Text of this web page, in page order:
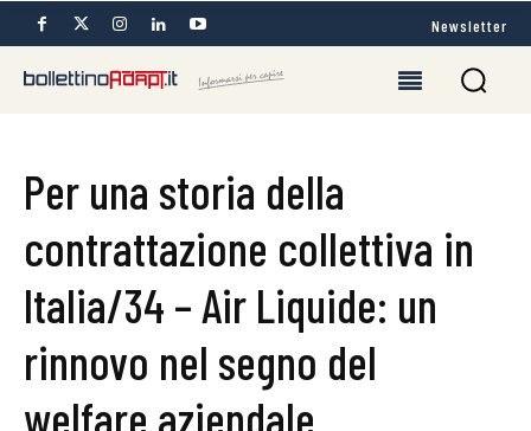
Newsletter
Per una storia della
contrattazione collettiva in
Italia/34 – Air Liquide: un
rinnovo nel segno del
welfare aziendale